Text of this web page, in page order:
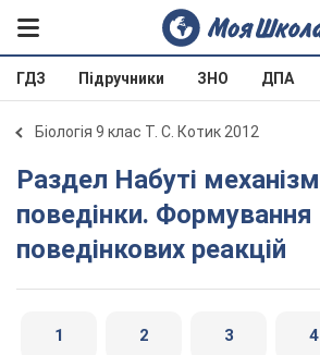
ГДЗ Підручники ЗНО ДПА
Біологія 9 клас Т. С. Котик 2012
Раздел Набуті механізми
поведінки. Формування
поведінкових реакцій
1 2 3 4